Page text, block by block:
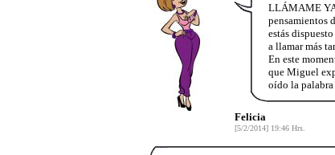
LLÁMAME
pensamientos
estás
a llamar más
En este
que Miguel
oído la palabra
Felicia
[5/2/2014] 19:46 Hrs.